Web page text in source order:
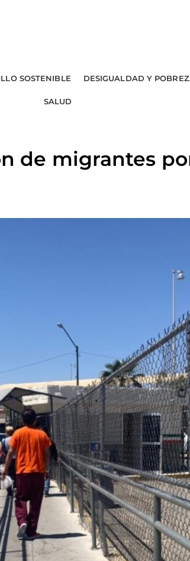
SOSTENIBLE DESIGUALDAD Y
SALUD
de migrantes